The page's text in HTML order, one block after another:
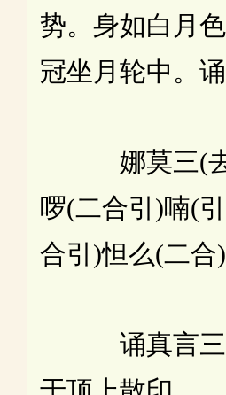
势。身如白月
冠坐月轮中。诵
娜莫三(去)
啰(二合引)喃(
合引)怛么(二合)
诵真言三